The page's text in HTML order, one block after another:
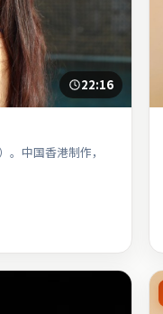
22:16
。中国香港制作，